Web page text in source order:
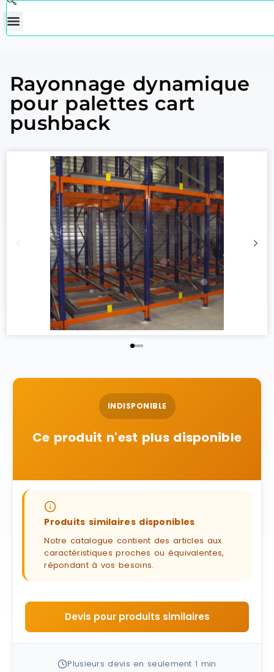
Rayonnage dynamique
pour palettes cart
pushback
INDISPONIBLE
Ce produit n'est plus disponible
Produits similaires disponibles
Notre catalogue contient des articles aux
caractéristiques proches ou équivalentes,
répondant à vos besoins.
Devis pour produits similaires
Plusieurs devis en seulement 1 min